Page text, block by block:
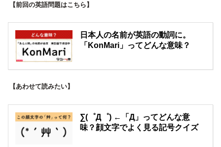
【前回の英語問題はこちら】
日本人の名前が英語の動詞に。
「KonMari」ってどんな意味？
【あわせて読みたい】
∑(゜Д゜) ←「Д」ってどんな意
味？顔文字でよく見る記号クイズ